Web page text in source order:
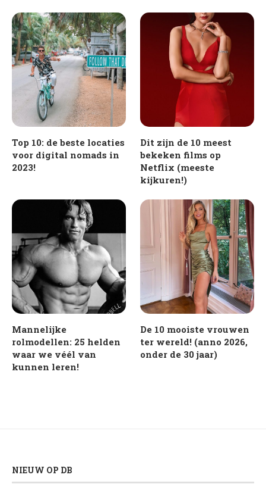
Top 10: de beste locaties
voor digital nomads in
2023!
Dit zijn de 10 meest
bekeken films op
Netflix (meeste
kijkuren!)
Mannelijke
rolmodellen: 25 helden
waar we véél van
kunnen leren!
De 10 mooiste vrouwen
ter wereld! (anno 2026,
onder de 30 jaar)
NIEUW OP DB